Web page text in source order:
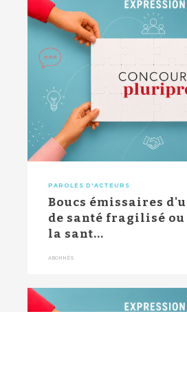
PAROLES D'ACTEURS
Boucs émissaires
de santé fragilisé
la sant...
ABONNÉS